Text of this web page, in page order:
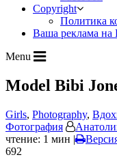
Copyright
Политика
Ваша реклама на
Menu
Model Bibi
Girls, Photography,
Фотография
чтение: 1 мин |
692